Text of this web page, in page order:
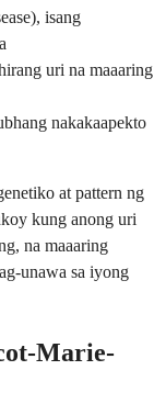
isang
uri na maaaring
nakakaapekto
at pattern ng
kung anong uri
na maaaring
unawa sa iyong
Marie-